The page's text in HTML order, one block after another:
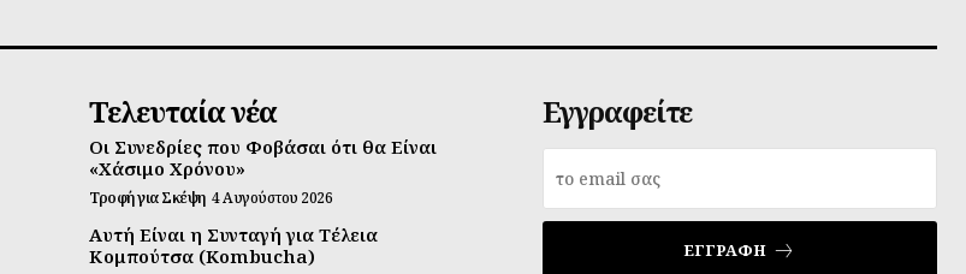
Τελευταία νέα
Οι Συνεδρίες που Φοβάσαι ότι θα Είναι
«Χάσιμο Χρόνου»
Τροφή για Σκέψη 4 Αυγούστου 2026
Αυτή Είναι η Συνταγή για Τέλεια
Κομπούτσα (Kombucha)
Εγγραφείτε
ΕΓΓΡΑΦΉ